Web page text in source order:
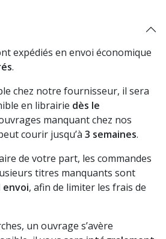
expédiés en envoi économique
.
chez notre fournisseur, il sera
en librairie dès le
manquant chez nos
courir jusqu’à 3 semaines.
de votre part, les commandes
titres manquants sont
envoi, afin de limiter les frais de
un ouvrage s’avère